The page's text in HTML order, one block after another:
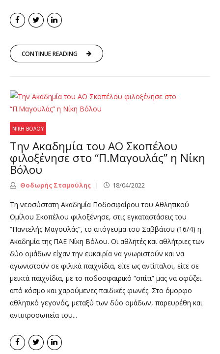
CONTINUE READING
ΝΊΚΗ ΒΌΛΟΥ
Tην Ακαδημία του ΑΟ Σκοπέλου
φιλοξένησε στο “Π.Μαγουλάς” η Νίκη
Βόλου
Θοδωρής Σταμούλης 18/04/2022
Τη νεοσύστατη Ακαδημία Ποδοσφαίρου του Αθλητικού
Ομίλου Σκοπέλου φιλοξένησε, στις εγκαταστάσεις του
“Παντελής Μαγουλάς”, το απόγευμα του Σαββάτου (16/4) η
Ακαδημία της ΠΑΕ Νίκη Βόλου. Οι αθλητές και αθλήτριες των
δύο ομάδων είχαν την ευκαιρία να γνωριστούν και να
αγωνιστούν σε φιλικά παιχνίδια, είτε ως αντίπαλοι, είτε σε
μεικτά παιχνίδια, με το ποδοσφαιρικό “σπίτι” μας να σφύζει
από κόσμο και χαρούμενες παιδικές φωνές. Στο όμορφο
αθλητικό γεγονός, μεταξύ των δύο ομάδων, παρευρέθη και
αντιπροσωπεία του...